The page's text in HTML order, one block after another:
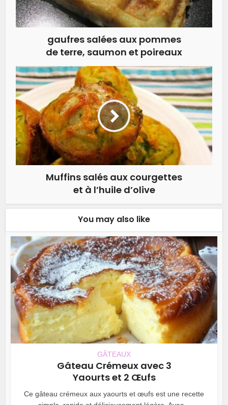
gaufres salées aux pommes
de terre, saumon et poireaux
Muffins salés aux courgettes
et à l’huile d’olive
You may also like
GÂTEAUX
Gâteau Crémeux avec 3
Yaourts et 2 Œufs
Ce gâteau crémeux aux yaourts et œufs est une recette